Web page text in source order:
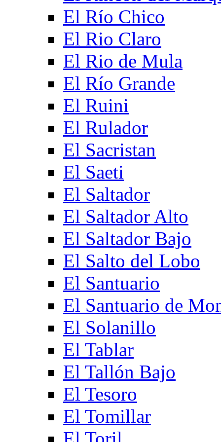
El Río Chico
El Rio Claro
El Rio de Mula
El Río Grande
El Ruini
El Rulador
El Sacristan
El Saeti
El Saltador
El Saltador Alto
El Saltador Bajo
El Salto del Lobo
El Santuario
El Santuario de
El Solanillo
El Tablar
El Tallón Bajo
El Tesoro
El Tomillar